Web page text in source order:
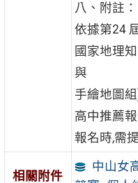
八、附註：
依據第24
國家地理
與
手繪地圖
高中推薦
報名時,需
相關附件
中山女